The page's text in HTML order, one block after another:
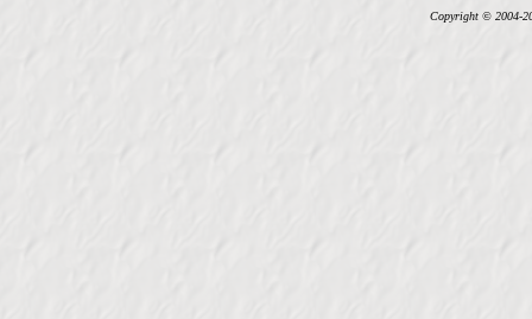
Copyright © 2004-